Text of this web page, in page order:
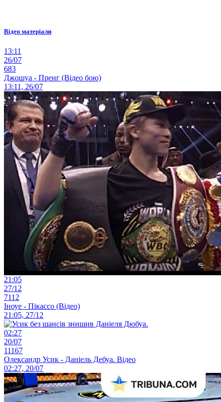
Відео матеріали
13:11
26/07
683
Джошуа - Пренг (Відео бою)
13:11, 26/07
21:05
27/12
7112
Іноуе - Пікассо (Відео)
21:05, 27/12
02:27
20/07
11167
Олександр Усик - Даніель Дебуа. Відео
02:27, 20/07